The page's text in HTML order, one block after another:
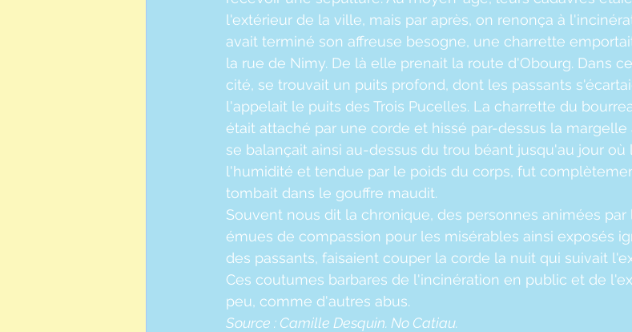
l'extérieur de la ville, mais par après, on renonça à
avait terminé son affreuse besogne, une charrette
la rue de Nimy. De là elle prenait la route d'Obourg. Dans
cité, se trouvait un puits profond, dont les passants
l'appelait le puits des Trois Pucelles. La charrette du
était attaché par une corde et hissé par-dessus la
se balançait ainsi au-dessus du trou béant jusqu'au jour où
l'humidité et tendue par le poids du corps, fut
tombait dans le gouffre maudit.
Souvent nous dit la chronique, des personnes animées
émues de compassion pour les misérables ainsi exposés
des passants, faisaient couper la corde la nuit qui suivait
Ces coutumes barbares de l'incinération en public et de
peu, comme d'autres abus.
Source : Camille Desquin. No Catiau.